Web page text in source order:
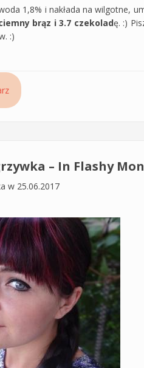
1,8% i nakłada na wilgotne,
brąz i 3.7 czekoladę. :)
:)
Mila - moje domowe
– In Flashy
w 25.06.2017